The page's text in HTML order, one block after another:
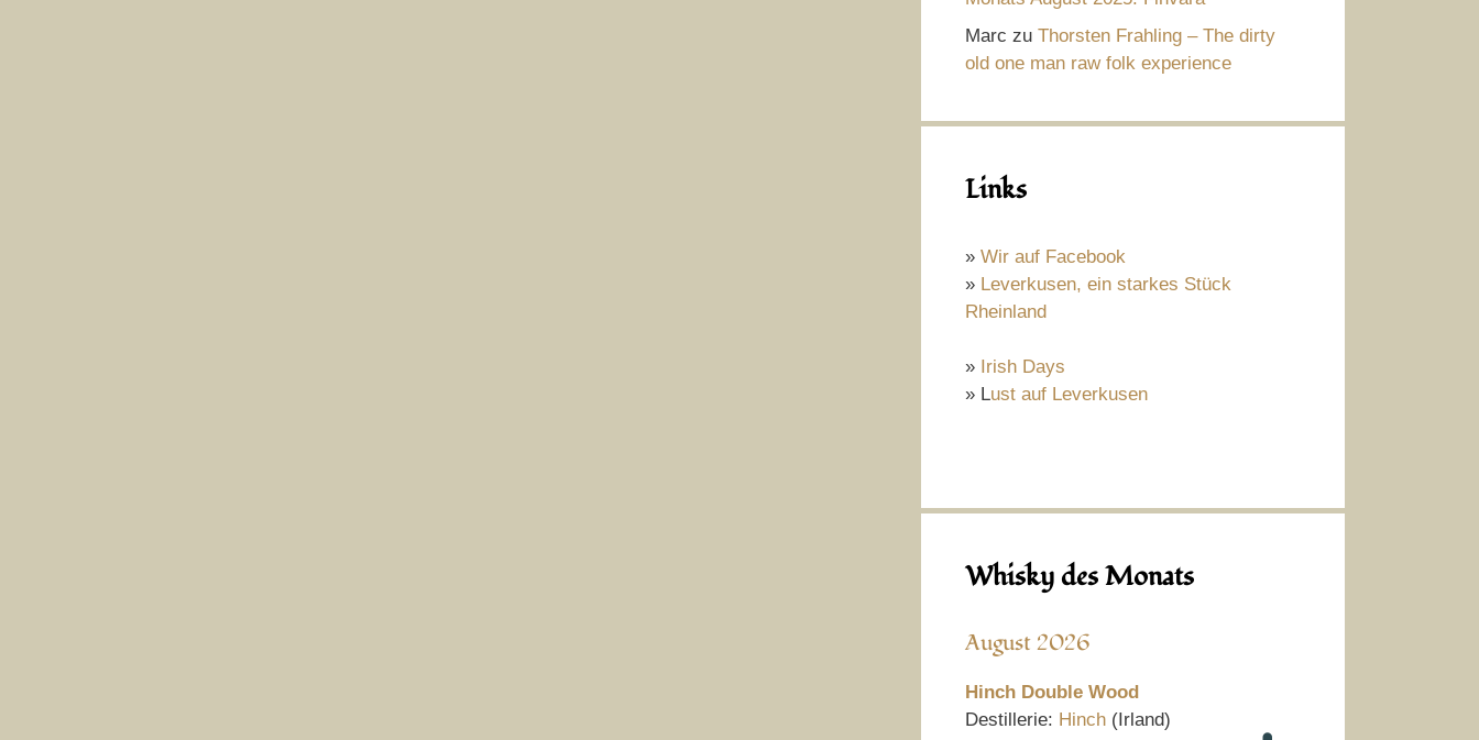
Marc zu Thorsten Frahling – The dirty
old one man raw folk experience
Links
» Wir auf Facebook
» Leverkusen, ein starkes Stück
Rheinland
» Irish Days
» Lust auf Leverkusen
Whisky des Monats
August 2026
Hinch Double Wood
Destillerie: Hinch (Irland)